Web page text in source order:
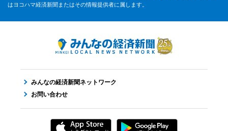
はヨコハマ経済新聞またはその情報提供者に属します。
みんなの経済新聞ネットワーク
お問い合わせ